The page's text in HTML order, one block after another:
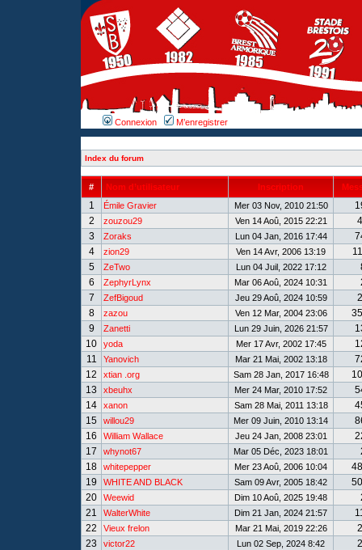
Connexion M’enregistrer
Index du forum
# Nom d’utilisateur Inscription
1 Émile Gravier Mer 03 Nov, 2010 21:50
2
zouzou29 Ven 14 Aoû, 2015 22:21
3
Zoraks Lun 04 Jan, 2016 17:44
4
zion29 Ven 14 Avr, 2006 13:19
5
ZeTwo Lun 04 Juil, 2022 17:12
6
ZephyrLynx Mar 06 Aoû, 2024 10:31
7
ZefBigoud Jeu 29 Aoû, 2024 10:59
8
zazou Ven 12 Mar, 2004 23:06
9
Zanetti Lun 29 Juin, 2026 21:57
10
yoda Mer 17 Avr, 2002 17:45
11
Yanovich Mar 21 Mai, 2002 13:18
12
xtian .org Sam 28 Jan, 2017 16:48
13
xbeuhx Mer 24 Mar, 2010 17:52
14
xanon Sam 28 Mai, 2011 13:18
15
willou29 Mer 09 Juin, 2010 13:14
16
William Wallace Jeu 24 Jan, 2008 23:01
17
whynot67 Mar 05 Déc, 2023 18:01
18
whitepepper Mer 23 Aoû, 2006 10:04
19
WHITE AND BLACK Sam 09 Avr, 2005 18:42
20
Weewid Dim 10 Aoû, 2025 19:48
21
WalterWhite Dim 21 Jan, 2024 21:57
22
Vieux frelon Mar 21 Mai, 2019 22:26
23
victor22 Lun 02 Sep, 2024 8:42